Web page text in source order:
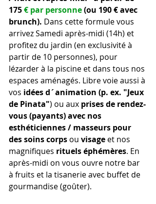
175 € par personne (ou 190 € avec
brunch). Dans cette formule vous
arrivez Samedi après-midi (14h) et
profitez du jardin (en exclusivité à
partir de 10 personnes), pour
lézarder à la piscine et dans tous nos
espaces aménagés. Libre voie aussi à
vos idées d´animation (p. ex. "Jeux
de Pinata") ou aux prises de rendez-
vous (payants) avec nos
esthéticiennes / masseurs pour
des soins corps ou visage et nos
magnifiques rituels éphémères. En
après-midi on vous ouvre notre bar
à fruits et la tisanerie avec buffet de
gourmandise (goûter).